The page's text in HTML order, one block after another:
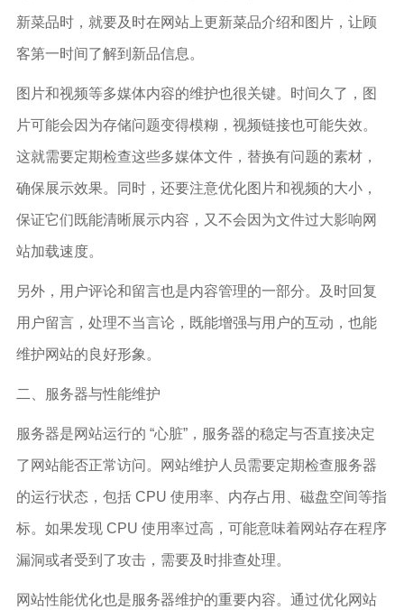
新菜品时，就要及时在网站上更新菜品介绍和图片，让顾
客第一时间了解到新品信息。
图片和视频等多媒体内容的维护也很关键。时间久了，图
片可能会因为存储问题变得模糊，视频链接也可能失效。
这就需要定期检查这些多媒体文件，替换有问题的素材，
确保展示效果。同时，还要注意优化图片和视频的大小，
保证它们既能清晰展示内容，又不会因为文件过大影响网
站加载速度。
另外，用户评论和留言也是内容管理的一部分。及时回复
用户留言，处理不当言论，既能增强与用户的互动，也能
维护网站的良好形象。
二、服务器与性能维护
服务器是网站运行的 “心脏”，服务器的稳定与否直接决定
了网站能否正常访问。网站维护人员需要定期检查服务器
的运行状态，包括 CPU 使用率、内存占用、磁盘空间等指
标。如果发现 CPU 使用率过高，可能意味着网站存在程序
漏洞或者受到了攻击，需要及时排查处理。
网站性能优化也是服务器维护的重要内容。通过优化网站